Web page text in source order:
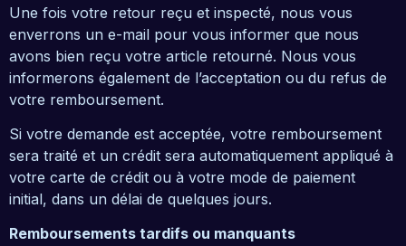
Une fois votre retour reçu et inspecté, nous vous
enverrons un e-mail pour vous informer que nous
avons bien reçu votre article retourné. Nous vous
informerons également de l’acceptation ou du refus de
votre remboursement.
Si votre demande est acceptée, votre remboursement
sera traité et un crédit sera automatiquement appliqué à
votre carte de crédit ou à votre mode de paiement
initial, dans un délai de quelques jours.
Remboursements tardifs ou manquants